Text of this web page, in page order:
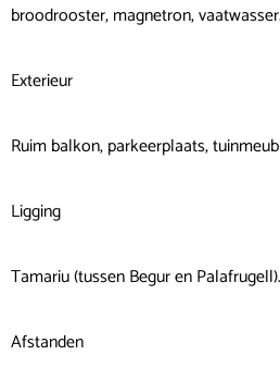
broodrooster, magnetron, vaatwasser.
Exterieur
Ruim balkon, parkeerplaats,
Ligging
Tamariu (tussen Begur en Palafrugell).
Afstanden